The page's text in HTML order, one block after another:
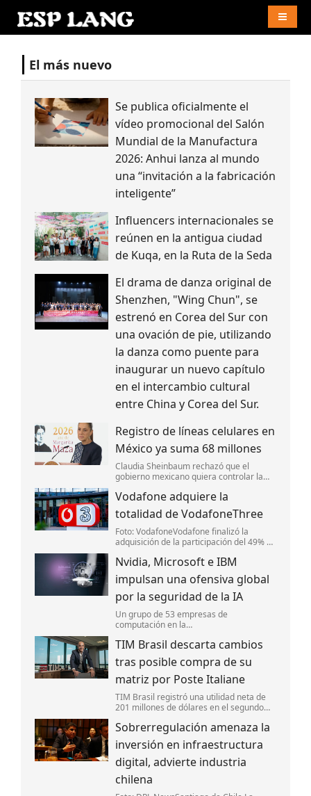
El más nuevo
Se publica oficialmente el
vídeo promocional del Salón
Mundial de la Manufactura
2026: Anhui lanza al mundo
una “invitación a la fabricación
inteligente”
Influencers internacionales se
reúnen en la antigua ciudad
de Kuqa, en la Ruta de la Seda
El drama de danza original de
Shenzhen, "Wing Chun", se
estrenó en Corea del Sur con
una ovación de pie, utilizando
la danza como puente para
inaugurar un nuevo capítulo
en el intercambio cultural
entre China y Corea del Sur.
Registro de líneas celulares en
México ya suma 68 millones
Claudia Sheinbaum rechazó que el
gobierno mexicano quiera controlar la
registro de líneas móviles.
Vodafone adquiere la
totalidad de VodafoneThree
Foto: VodafoneVodafone finalizó la
adquisición de la participación del 49% de
libras esterlinas (4,900 millones de
euros). La transacción se financió en su
to
Nvidia, Microsoft e IBM
impulsan una ofensiva global
por la seguridad de la IA
Un grupo de 53 empresas de
computación en la
Inteligencia Artificial (IA),incluyendo a
Nvidia y Microsoft,anunciaron la creación
de la Open Secure AI Alliance,una ini
TIM Brasil descarta cambios
tras posible compra de su
matriz por Poste Italiane
TIM Brasil registró una utilidad neta de
201 millones de dólares en el segundo
expansión de la banda ancha y el negocio
B2B.
Sobrerregulación amenaza la
inversión en infraestructura
digital, advierte industria
chilena